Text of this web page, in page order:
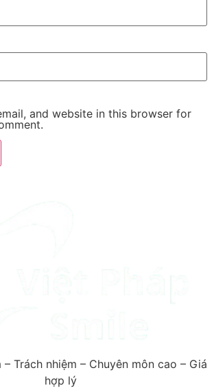
and website in this browser for
– Trách nhiệm – Chuyên môn cao – Giá
hợp lý